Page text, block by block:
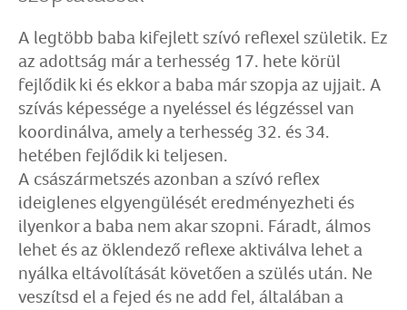
A legtöbb baba kifejlett szívó reflexel születik. Ez
az adottság már a terhesség 17. hete körül
fejlődik ki és ekkor a baba már szopja az ujjait. A
szívás képessége a nyeléssel és légzéssel van
koordinálva, amely a terhesség 32. és 34.
hetében fejlődik ki teljesen.
A császármetszés azonban a szívó reflex
ideiglenes elgyengülését eredményezheti és
ilyenkor a baba nem akar szopni. Fáradt, álmos
lehet és az öklendező reflexe aktiválva lehet a
nyálka eltávolítását követően a szülés után. Ne
veszítsd el a fejed és ne add fel, általában a